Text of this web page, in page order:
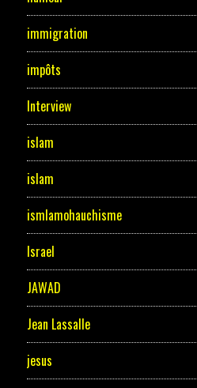
immigration
impôts
Interview
islam
islam
ismlamohauchisme
Israel
JAWAD
Jean Lassalle
jesus